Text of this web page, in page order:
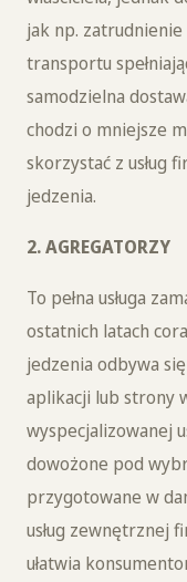
jak np.
transportu
samodzielna
chodzi o mniejsze
skorzystać z usług
jedzenia.
2. AGREGATORZY
To pełna usługa
ostatnich latach
jedzenia odbywa
aplikacji lub strony
wyspecjalizowanej
dowożone pod
przygotowane w
usług zewnętrznej
ułatwia